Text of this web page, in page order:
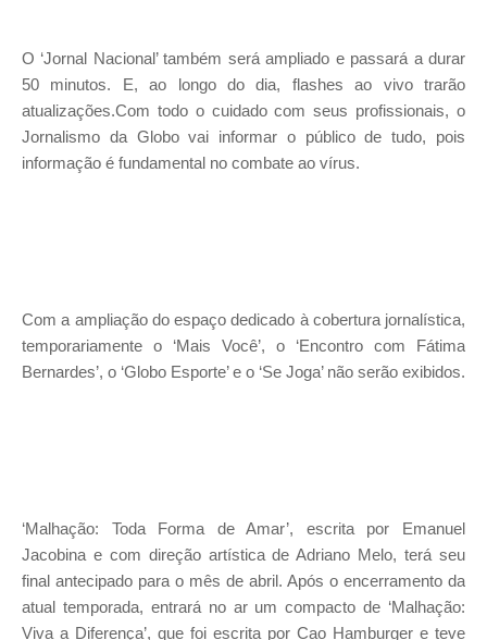
O ‘Jornal Nacional’ também será ampliado e passará a durar
50 minutos. E, ao longo do dia, flashes ao vivo trarão
atualizações.Com todo o cuidado com seus profissionais, o
Jornalismo da Globo vai informar o público de tudo, pois
informação é fundamental no combate ao vírus.
Com a ampliação do espaço dedicado à cobertura jornalística,
temporariamente o ‘Mais Você’, o ‘Encontro com Fátima
Bernardes’, o ‘Globo Esporte’ e o ‘Se Joga’ não serão exibidos.
‘Malhação: Toda Forma de Amar’, escrita por Emanuel
Jacobina e com direção artística de Adriano Melo, terá seu
final antecipado para o mês de abril. Após o encerramento da
atual temporada, entrará no ar um compacto de ‘Malhação:
Viva a Diferença’, que foi escrita por Cao Hamburger e teve